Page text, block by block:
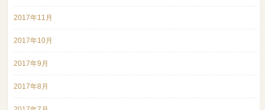
2017年11月
2017年10月
2017年9月
2017年8月